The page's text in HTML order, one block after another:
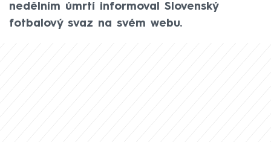
nedělním úmrtí informoval Slovenský
fotbalový svaz na svém webu.